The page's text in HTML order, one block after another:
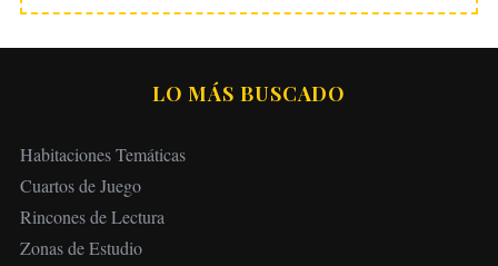
LO MÁS BUSCADO
Habitaciones Temáticas
Cuartos de Juego
Rincones de Lectura
Zonas de Estudio